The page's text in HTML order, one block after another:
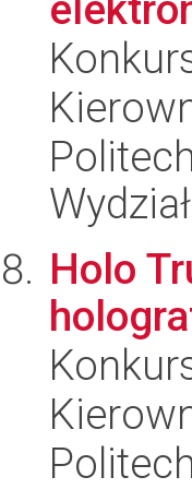
Holo